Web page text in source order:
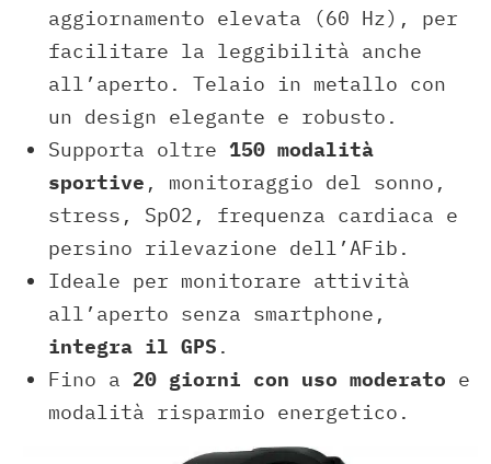
aggiornamento elevata (60 Hz), per
facilitare la leggibilità anche
all’aperto. Telaio in metallo con
un design elegante e robusto.
Supporta oltre 150 modalità
sportive , monitoraggio del sonno,
stress, SpO2, frequenza cardiaca e
persino rilevazione dell’AFib.
Ideale per monitorare attività
all’aperto senza smartphone,
integra il GPS .
Fino a 20 giorni con uso moderato e
modalità risparmio energetico.